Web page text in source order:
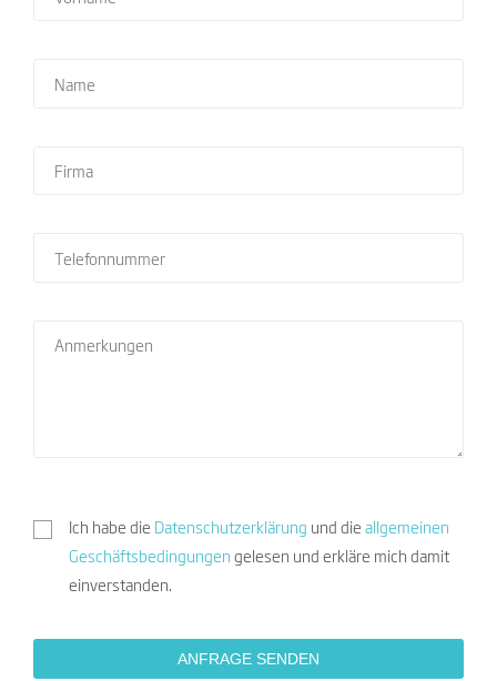
Ich habe die Datenschutzerklärung und die allgemeinen
Geschäftsbedingungen gelesen und erkläre mich damit
einverstanden.